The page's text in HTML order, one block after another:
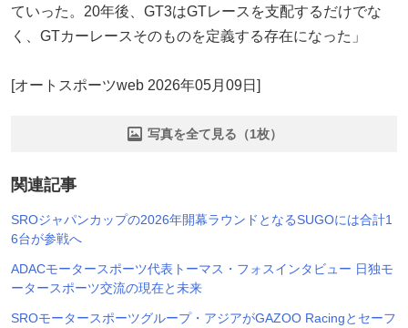
ていった。20年後、GT3はGTレースを支配するだけでな
く、GTカーレースそのものを定義する存在になった」
[オートスポーツweb 2026年05月09日]
写真を全て見る（1枚）
関連記事
SROジャパンカップの2026年開幕ラウンドとなるSUGOには合計1
6台が参戦へ
ADACモータースポーツ代表トーマス・フォスインタビュー 日独モ
ータースポーツ交流の現在と未来
SROモータースポーツグループ・アジアがGAZOO Racingとセーフ